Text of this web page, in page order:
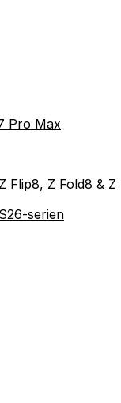
Pro Max
Flip8, Z Fold8 & Z
serien